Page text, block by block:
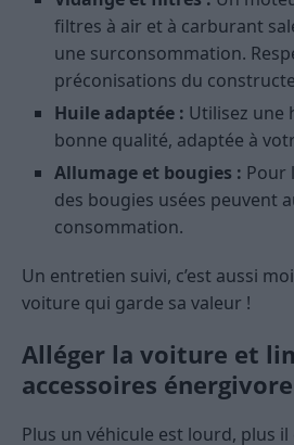
filtres à air et à carburant
une surconsommation.
préconisations du
Huile adaptée : Utilisez une
bonne qualité, adaptée à
Allumage et bougies : Pour
des bougies usées peuvent
consommation.
Un entretien suivi, c’est aussi
voiture qui garde sa valeur !
Alléger la voiture et
accessoires
Plus un véhicule est lourd, plus